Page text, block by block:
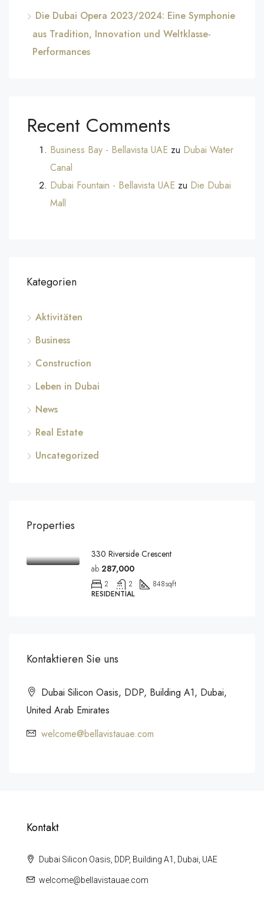
Die Dubai Opera 2023/2024: Eine Symphonie
aus Tradition, Innovation und Weltklasse-
Performances
Recent Comments
Business Bay - Bellavista UAE zu Dubai Water
Canal
Dubai Fountain - Bellavista UAE zu Die Dubai
Mall
Kategorien
Aktivitäten
Business
Construction
Leben in Dubai
News
Real Estate
Uncategorized
Properties
330 Riverside Crescent
ab 287,000
2 2 848sqft
RESIDENTIAL
Kontaktieren Sie uns
Dubai Silicon Oasis, DDP, Building A1, Dubai,
United Arab Emirates
welcome@bellavistauae.com
Kontakt
Dubai Silicon Oasis, DDP, Building A1, Dubai, UAE
welcome@bellavistauae.com